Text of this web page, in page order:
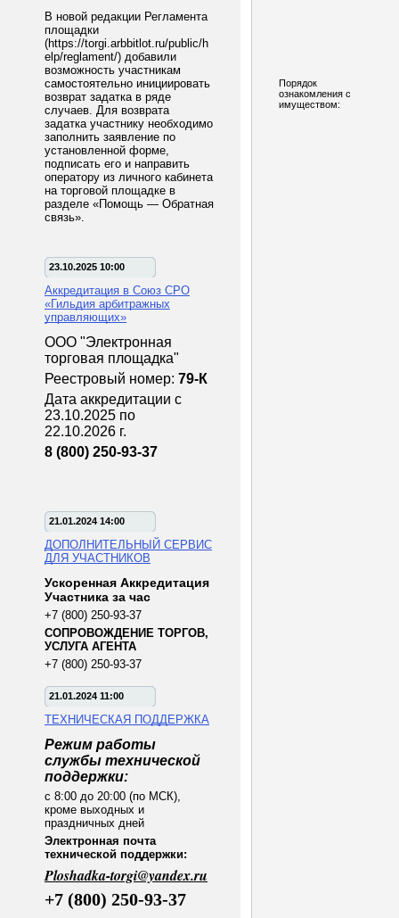
В новой редакции Регламента
площадки
(https://torgi.arbbitlot.ru/public/h
elp/reglament/) добавили
возможность участникам
самостоятельно инициировать
возврат задатка в ряде
случаев. Для возврата
задатка участнику необходимо
заполнить заявление по
установленной форме,
подписать его и направить
оператору из личного кабинета
на торговой площадке в
разделе «Помощь — Обратная
связь».
23.10.2025 10:00
Аккредитация в Союз СРО
«Гильдия арбитражных
управляющих»
ООО "Электронная
торговая площадка"
Реестровый номер: 79-К
Дата аккредитации с
23.10.2025 по
22.10.2026 г.
8 (800) 250-93-37
21.01.2024 14:00
ДОПОЛНИТЕЛЬНЫЙ СЕРВИС
ДЛЯ УЧАСТНИКОВ
Ускоренная Аккредитация
Участника за час
+7 (800) 250-93-37
СОПРОВОЖДЕНИЕ ТОРГОВ,
УСЛУГА АГЕНТА
+7 (800) 250-93-37
21.01.2024 11:00
ТЕХНИЧЕСКАЯ ПОДДЕРЖКА
Режим работы
службы технической
поддержки:
с 8:00 до 20:00 (по МСК),
кроме выходных и
праздничных дней
Электронная почта
технической поддержки:
Ploshadka-torgi@yandex.ru
+7 (800) 250-93-37
Порядок
ознакомления с
имуществом: